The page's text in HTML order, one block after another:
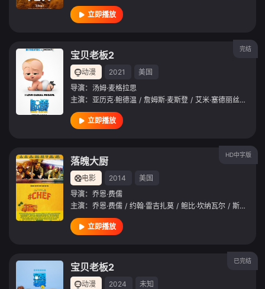
立即播放
完结
宝贝老板2
动漫 2021
美国
导演： 汤姆·麦格拉思
主演： 亚历克·鲍德温 / 詹姆斯·麦斯登 / 艾米·塞德丽丝 /
立即播放
HD中字版
落魄大厨
电影 2014
美国
导演： 乔恩·费儒
主演： 乔恩·费儒 / 约翰·雷吉扎莫 / 鲍比·坎纳瓦尔 / 斯嘉丽·约翰逊
立即播放
已完结
宝贝老板2
动漫 2024
未知